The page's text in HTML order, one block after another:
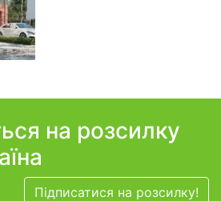
на розсилку
Підписатися на розсилку!